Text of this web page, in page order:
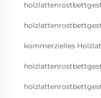
kommerzielles